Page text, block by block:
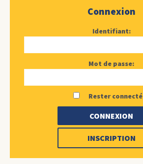
Connexion
Identifiant:
Mot de passe:
Rester connecté
CONNEXION
INSCRIPTION